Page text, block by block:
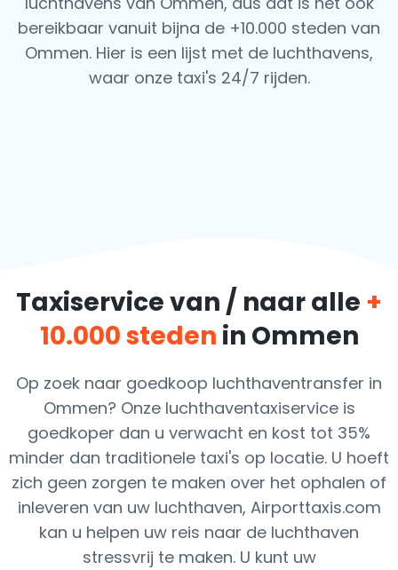
bereikbaar vanuit bijna de +10.000 steden van
Ommen. Hier is een lijst met de luchthavens,
waar onze taxi's 24/7 rijden.
Taxiservice van / naar alle +
10.000 steden in Ommen
Op zoek naar goedkoop luchthaventransfer in
Ommen? Onze luchthaventaxiservice is
goedkoper dan u verwacht en kost tot 35%
minder dan traditionele taxi's op locatie. U hoeft
zich geen zorgen te maken over het ophalen of
inleveren van uw luchthaven, Airporttaxis.com
kan u helpen uw reis naar de luchthaven
stressvrij te maken. U kunt uw